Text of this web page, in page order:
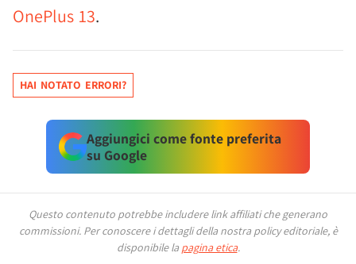
OnePlus 13.
HAI NOTATO ERRORI?
Aggiungici come fonte preferita
su Google
Questo contenuto potrebbe includere link affiliati che generano
commissioni. Per conoscere i dettagli della nostra policy editoriale, è
disponibile la pagina etica.